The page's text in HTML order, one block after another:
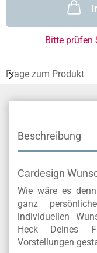
Bitte prüfen
Frage zum Produkt
Beschreibung
Cardesign
Wie wäre es
ganz
individuellen
Heck Deines
Vorstellungen